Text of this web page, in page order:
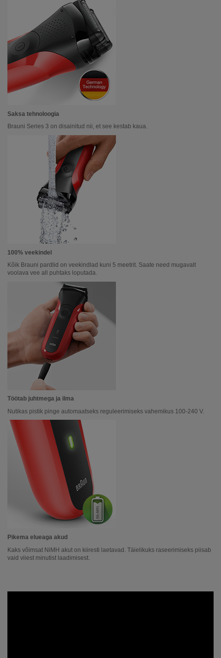
Saksa tehnoloogia
Brauni Series 3 on disainitud nii, et see kestab kaua.
100% veekindel
Kõik Brauni pardlid on veekindlad kuni 5 meetrit. Saate need mugavalt
voolava vee all puhtaks loputada.
Töötab juhtmega ja ilma
Nutikas pistik pinge automaatseks reguleerimiseks vahemikus 100-240 V.
Pikema elueaga akud
Kaks võimsat NiMH akut on kiiresti laetavad. Täielikuks raseerimiseks piisab
vaid viiest minutist laadimisest.